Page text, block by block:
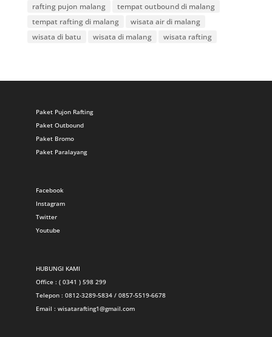
rafting pujon malang
tempat outbound di malang
tempat rafting di malang
wisata air di malang
wisata di batu
wisata di malang wisata rafting
Paket Pujon Rafting
Paket Outbound
Paket Bromo
Paket Paralayang
Facebook
Instagram
Twitter
Youtube
HUBUNGI KAMI
Office : ( 0341 ) 598 299
Telepon : 0812-3289-5834 / 0857-5519-6678
Email : wisatarafting1@gmail.com